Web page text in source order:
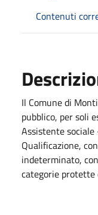
Contenuti
Il Comune di
pubblico, per soli
Assistente
Qualificazione,
indeterminato,
categorie